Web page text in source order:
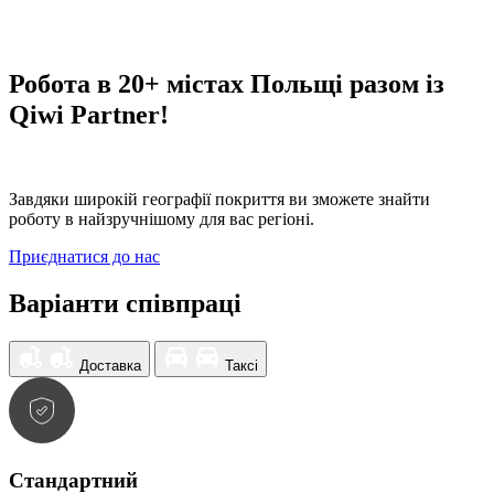
Робота в 20+ містах Польщі разом із
Qiwi Partner!
Завдяки широкій географії покриття ви зможете знайти
роботу в найзручнішому для вас регіоні.
Приєднатися до нас
Варіанти співпраці
Доставка Таксі
Стандартний